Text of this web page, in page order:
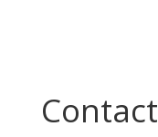
Contact